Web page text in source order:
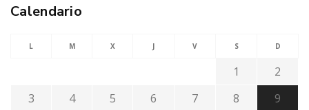
Calendario
L M X J V S D
1
2
3
4 5 6 7 8
9